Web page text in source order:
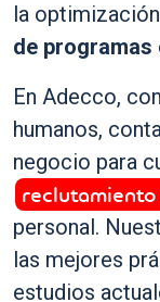
la
de programas
En Adecco,
humanos,
negocio para
personal.
las mejores
estudios